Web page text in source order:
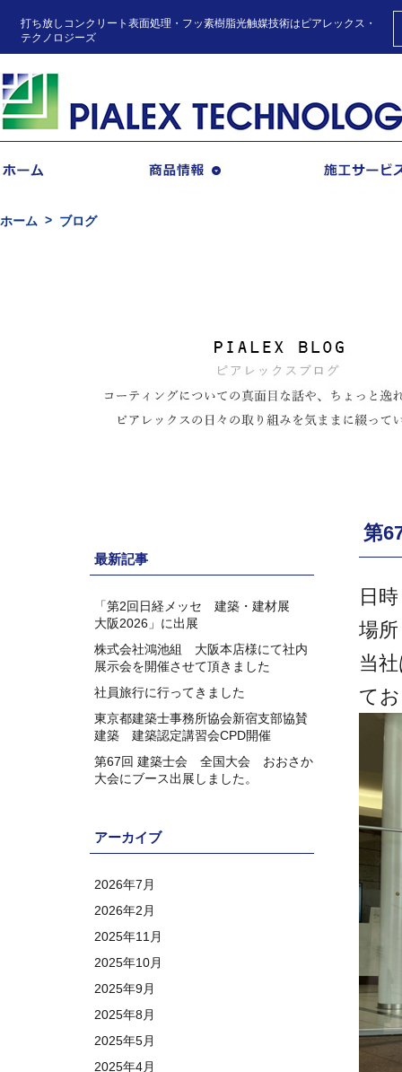
打ち放しコンクリート表面処理・フッ素樹脂光触媒技術はピアレックス・
テクノロジーズ
ホーム ブログ
最新記事
「第2回日経メッセ 建築・建材展
大阪2026」に出展
株式会社鴻池組 大阪本店様にて社内
展示会を開催させて頂きました
社員旅行に行ってきました
東京都建築士事務所協会新宿支部協賛
建築 建築認定講習会CPD開催
第67回 建築士会 全国大会 おおさか
大会にブース出展しました。
アーカイブ
2026年7月
2026年2月
2025年11月
2025年10月
2025年9月
2025年8月
2025年5月
2025年4月
第
日
場
当
て